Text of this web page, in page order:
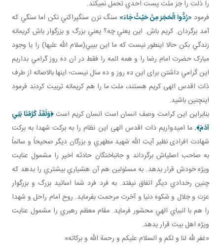
را ذلت را جز ملت پست احدي تحمل نمي کند.
فرمود «رُدُّوا الْحَجَرَ مِنْ حَيْثُ جَاءَ» سنگ نزن سنگ پراکني نکن اما سنگي که
آمد برگردان. کريم باش. اين يعني چه؟ يعني بزرگ و بزرگوار باش کريمانه
زندگي بکن حالا اين طور نيست که ما اين بي بي(سلام الله عليها) را يا وجود
مبارک حضرت امام رضا را و همه ائمه را فقط در ان ده روز گرامي بداريم
اين گرامي داشتن برای اين ده روز و ده سال نيست؛ اينها بالاصاله از طرف
ذات اقدس الهی کريم هستند، ملت ما را هم کريمانه تربيت کردند فرمود
اين چنين باشيد.
بنابراين اين کرامت وصف انسان است انسان کريم است﴿وَلَقَدْ كَرَّمْنَا بَنِي
آدَمَ﴾.ما اميدواريم ذات اقدس الهی اين نظام را به برکت شهدا به برکت
شهادت افرادی نظير آيت الله شهيد مطهري و بزرگان ديگر صحيحاً و سالماً
به صاحب اصلي اش برگرداند و جانباختگان حادثه اخير را مشمول عنايت
ويژه خودش قرار بدهد. به مسئولين هم آن هشياري بيشتري را بدهد که
چنين رخدادي ديگر اتفاق نيفتد. به فرد فرد شما اساتيد بزرگ و بزرگوار
عزت و جلال و شکوه دنيا و آخرت مرحمت بفرمايد. روح امام راحل و شهدا
را هم با انبياي الهي محشور فرمايد. مقام معظم رهبري را مشمول عنايت
ويژه اهل بيت قرار بدهد.
«غفر لله لنا و لکم و السلام عليکم و رحمة الله و برکاته»